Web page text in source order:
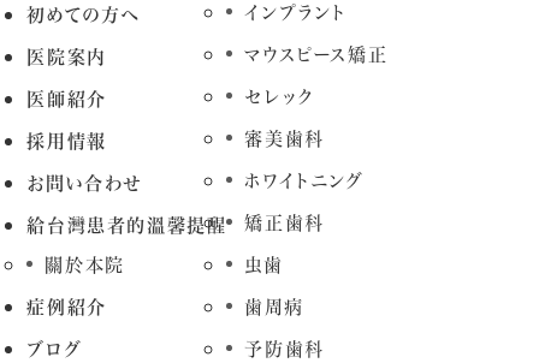
初めての方へ
医院案内
医師紹介
採用情報
お問い合わせ
給台灣患者的溫馨提醒
關於本院
症例紹介
ブログ
インプラント
マウスピース矯正
セレック
審美歯科
ホワイトニング
矯正歯科
虫歯
歯周病
予防歯科